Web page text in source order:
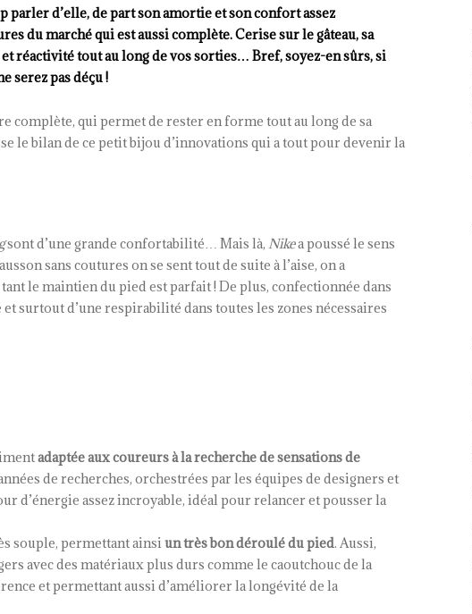
parler d’elle, de part son amortie et son confort assez
du marché qui est aussi complète. Cerise sur le gâteau, sa
réactivité tout au long de vos sorties… Bref, soyez-en sûrs, si
serez pas déçu !
complète, qui permet de rester en forme tout au long de sa
le bilan de ce petit bijou d’innovations qui a tout pour devenir la
sont d’une grande confortabilité… Mais là, Nikea poussé le sens
sans coutures on se sent tout de suite à l’aise, on a
le maintien du pied est parfait ! De plus, confectionnée dans
surtout d’une respirabilité dans toutes les zones nécessaires
adaptée aux coureurs à la recherche de sensations de
de recherches, orchestrées par les équipes de designers et
d’énergie assez incroyable, idéal pour relancer et pousser la
souple, permettant ainsi un très bon déroulé du pied. Aussi,
avec des matériaux plus durs comme le caoutchouc de la
et permettant aussi d’améliorer la longévité de la